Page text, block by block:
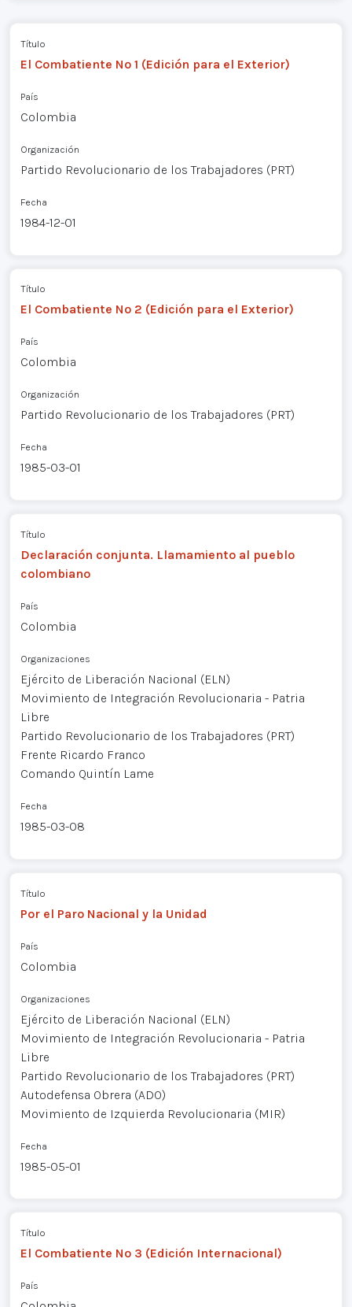
Título
El Combatiente Nº 1 (Edición para el Exterior)
País
Colombia
Organización
Partido Revolucionario de los Trabajadores (PRT)
Fecha
1984-12-01
Título
El Combatiente Nº 2 (Edición para el Exterior)
País
Colombia
Organización
Partido Revolucionario de los Trabajadores (PRT)
Fecha
1985-03-01
Título
Declaración conjunta. Llamamiento al pueblo
colombiano
País
Colombia
Organizaciones
Ejército de Liberación Nacional (ELN)
Movimiento de Integración Revolucionaria - Patria
Libre
Partido Revolucionario de los Trabajadores (PRT)
Frente Ricardo Franco
Comando Quintín Lame
Fecha
1985-03-08
Título
Por el Paro Nacional y la Unidad
País
Colombia
Organizaciones
Ejército de Liberación Nacional (ELN)
Movimiento de Integración Revolucionaria - Patria
Libre
Partido Revolucionario de los Trabajadores (PRT)
Autodefensa Obrera (ADO)
Movimiento de Izquierda Revolucionaria (MIR)
Fecha
1985-05-01
Título
El Combatiente Nº 3 (Edición Internacional)
País